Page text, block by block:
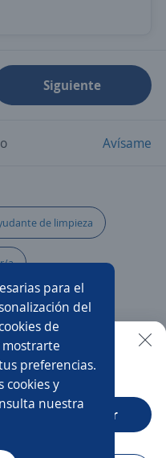
para el
del
de
preferencias.
cookies y
nuestra
Siguiente
Avísame
de limpieza
a
a de almacén
el trabajo
a Guardia ejecutivo
terreno
en la app
Abrir